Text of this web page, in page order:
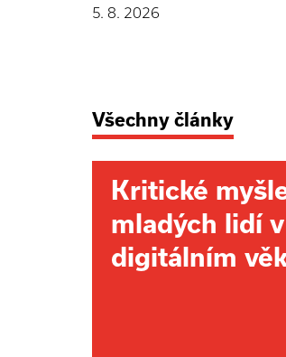
5. 8. 2026
Všechny články
Kritické
mladých lidí v
digitálním